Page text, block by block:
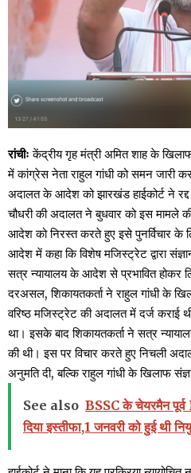
रांचीःकेंद्रीय गृह मंत्री अमित शाह के
में कांग्रेस नेता राहुल गांधी को समन जारी
अदालत के आदेश को झारखंड हाईकोर्ट ने
चौधरी की अदालत ने बुधवार को इस मामले
आदेश को निरस्त करते हुए इसे पुनर्विचार के
आदेश में कहा कि विशेष मजिस्ट्रेट द्वारा
सत्र न्यायालय के आदेश से प्रभावित होकर
दरअसल, शिकायतकर्ता ने राहुल गांधी के
वरिष्ठ मजिस्ट्रेट की अदालत में दर्ज कराई
था। इसके बाद शिकायतकर्ता ने सत्र
की थी। इस पर विचार करते हुए निचली
अनुमति दी, बल्कि राहुल गांधी के खिलाफ
See also BSSC के चेयरमैन
दिया इस्तीफा,1 जनवरी को हुई थी